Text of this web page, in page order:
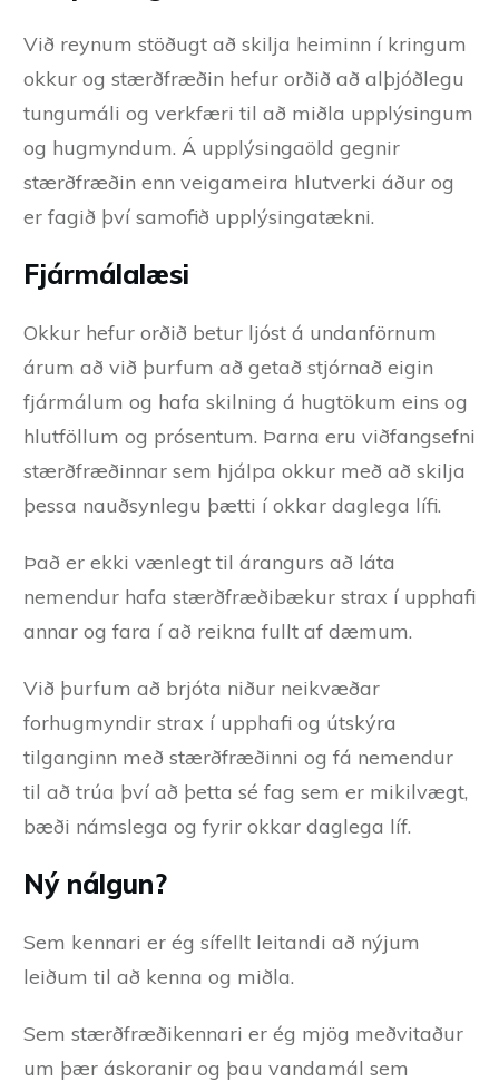
Við reynum stöðugt að skilja heiminn í kringum
okkur og stærðfræðin hefur orðið að alþjóðlegu
tungumáli og verkfæri til að miðla upplýsingum
og hugmyndum. Á upplýsingaöld gegnir
stærðfræðin enn veigameira hlutverki áður og
er fagið því samofið upplýsingatækni.
Fjármálalæsi
Okkur hefur orðið betur ljóst á undanförnum
árum að við þurfum að getað stjórnað eigin
fjármálum og hafa skilning á hugtökum eins og
hlutföllum og prósentum. Þarna eru viðfangsefni
stærðfræðinnar sem hjálpa okkur með að skilja
þessa nauðsynlegu þætti í okkar daglega lífi.
Það er ekki vænlegt til árangurs að láta
nemendur hafa stærðfræðibækur strax í upphafi
annar og fara í að reikna fullt af dæmum.
Við þurfum að brjóta niður neikvæðar
forhugmyndir strax í upphafi og útskýra
tilganginn með stærðfræðinni og fá nemendur
til að trúa því að þetta sé fag sem er mikilvægt,
bæði námslega og fyrir okkar daglega líf.
Ný nálgun?
Sem kennari er ég sífellt leitandi að nýjum
leiðum til að kenna og miðla.
Sem stærðfræðikennari er ég mjög meðvitaður
um þær áskoranir og þau vandamál sem